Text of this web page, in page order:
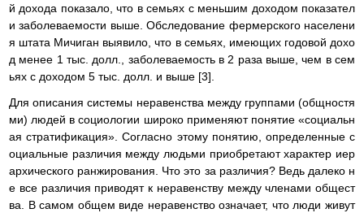
й дохода показало, что в семьях с меньшим доходом показател
и заболеваемости выше. Обследование фермерского населени
я штата Мичиган выявило, что в семьях, имеющих годовой дохо
д менее 1 тыс. долл., заболеваемость в 2 раза выше, чем в сем
ьях с доходом 5 тыс. долл. и выше [3].
Для описания системы неравенства между группами (общностя
ми) людей в социологии широко применяют понятие «социальн
ая стратификация». Согласно этому понятию, определенные с
оциальные различия между людьми приобретают характер иер
архического ранжирования. Что это за различия? Ведь далеко н
е все различия приводят к неравенству между членами общест
ва. В самом общем виде неравенство означает, что люди живут